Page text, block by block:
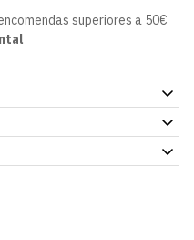
superiores a 50€
do Sporting CP. O Galhardete
clube em verde vibrante,
qualquer espaço que
o destino e método